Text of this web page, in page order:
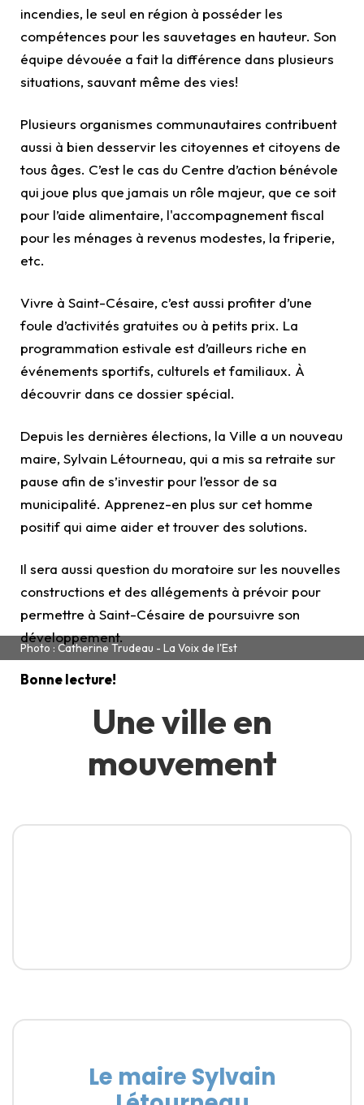
incendies, le seul en région à posséder les
compétences pour les sauvetages en hauteur. Son
équipe dévouée a fait la différence dans plusieurs
situations, sauvant même des vies!
Plusieurs organismes communautaires contribuent
aussi à bien desservir les citoyennes et citoyens de
tous âges. C’est le cas du Centre d’action bénévole
qui joue plus que jamais un rôle majeur, que ce soit
pour l’aide alimentaire, l'accompagnement fiscal
pour les ménages à revenus modestes, la friperie,
etc.
Vivre à Saint-Césaire, c’est aussi profiter d’une
foule d’activités gratuites ou à petits prix. La
programmation estivale est d’ailleurs riche en
événements sportifs, culturels et familiaux. À
découvrir dans ce dossier spécial.
Depuis les dernières élections, la Ville a un nouveau
maire, Sylvain Létourneau, qui a mis sa retraite sur
pause afin de s’investir pour l’essor de sa
municipalité. Apprenez-en plus sur cet homme
positif qui aime aider et trouver des solutions.
Il sera aussi question du moratoire sur les nouvelles
constructions et des allégements à prévoir pour
permettre à Saint-Césaire de poursuivre son
développement.
Bonne lecture!
Photo : Catherine Trudeau - La Voix de l'Est
Une ville en
mouvement
Le maire Sylvain